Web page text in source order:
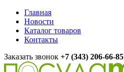
Главная
Новости
Каталог товаров
Контакты
Заказать звонок +7 (343) 206-66-85